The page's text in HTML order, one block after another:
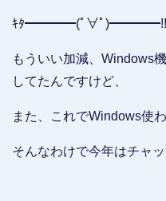
ｷﾀ━━━━(ﾟ∀ﾟ)━━━━!!
もういい加減、Windows
してたんですけど、
また、これでWindows使
そんなわけで今年はチャ